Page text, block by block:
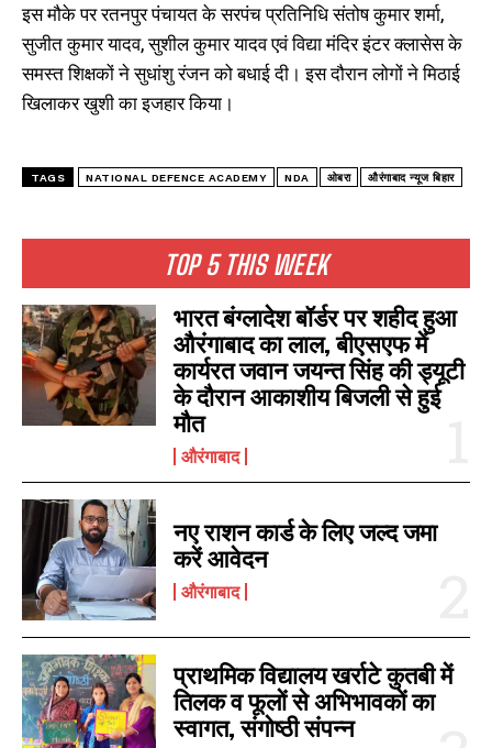
TOP 5 THIS WEEK
भारत बंग्लादेश बॉर्डर पर शहीद हुआ
औरंगाबाद का लाल, बीएसएफ में
कार्यरत जवान जयन्त सिंह की ड्यूटी
के दौरान आकाशीय बिजली से हुई
मौत
औरंगाबाद
नए राशन कार्ड के लिए जल्द जमा
करें आवेदन
औरंगाबाद
प्राथमिक विद्यालय खर्राटे कुतबी में
तिलक व फूलों से अभिभावकों का
स्वागत, संगोष्ठी संपन्न
इस मौके पर रतनपुर पंचायत के सरपंच प्रतिनिधि संतोष कुमार शर्मा,
सुजीत कुमार यादव, सुशील कुमार यादव एवं विद्या मंदिर इंटर क्लासेस के
समस्त शिक्षकों ने सुधांशु रंजन को बधाई दी। इस दौरान लोगों ने मिठाई
खिलाकर खुशी का इजहार किया।
TAGS NATIONAL DEFENCE ACADEMY NDA ओबरा औरंगाबाद न्यूज बिहार